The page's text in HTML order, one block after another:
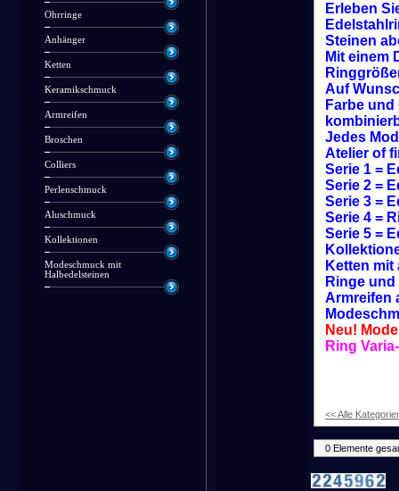
Ohrringe
Anhänger
Ketten
Keramikschmuck
Armreifen
Broschen
Colliers
Perlenschmuck
Aluschmuck
Kollektionen
Modeschmuck mit
Halbedelsteinen
Erleben
Steinen
Mit einem
Auf
Farbe
Jedes
Atelier of
Serie 1 =
Serie 2 =
Serie 3 =
Serie 4 =
Serie 5 =
Ketten mit
Ringe
Armreifen
Neu!
Ring
<< Alle
0 Elemente